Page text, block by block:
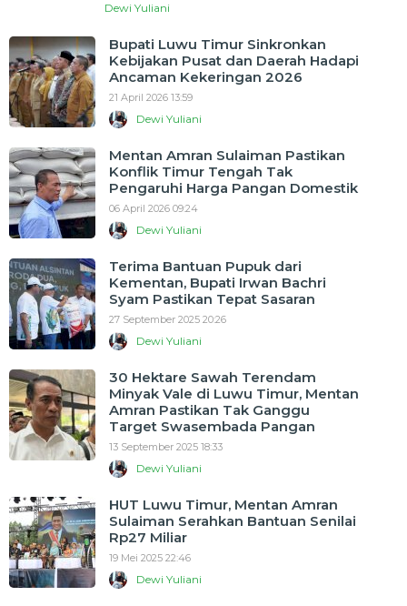
Dewi Yuliani
Bupati Luwu Timur Sinkronkan
Kebijakan Pusat dan Daerah Hadapi
Ancaman Kekeringan 2026
21 April 2026 13:59
Dewi Yuliani
Mentan Amran Sulaiman Pastikan
Konflik Timur Tengah Tak
Pengaruhi Harga Pangan Domestik
06 April 2026 09:24
Dewi Yuliani
Terima Bantuan Pupuk dari
Kementan, Bupati Irwan Bachri
Syam Pastikan Tepat Sasaran
27 September 2025 20:26
Dewi Yuliani
30 Hektare Sawah Terendam
Minyak Vale di Luwu Timur, Mentan
Amran Pastikan Tak Ganggu
Target Swasembada Pangan
13 September 2025 18:33
Dewi Yuliani
HUT Luwu Timur, Mentan Amran
Sulaiman Serahkan Bantuan Senilai
Rp27 Miliar
19 Mei 2025 22:46
Dewi Yuliani